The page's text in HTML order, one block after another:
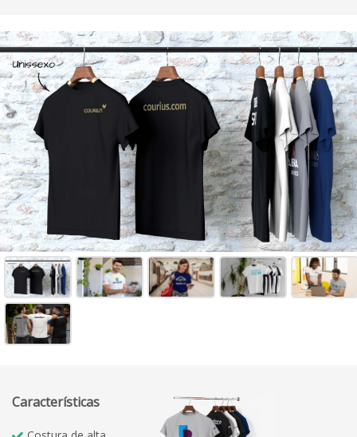
Características